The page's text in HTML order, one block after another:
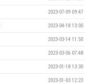
2023-07-09 09:47
2023-04-18 13:00
2023-03-14 11:50
2023-03-06 07:48
2023-01-18 13:30
2023-01-03 12:23